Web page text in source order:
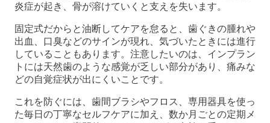
炎症が起き、骨が溶けていくと支えを失います。
固定式だからと油断してケアを怠ると、歯ぐきの腫れや
出血、口臭などのサインが現れ、気づいたときには進行
していることもあります。注意したいのは、インプラン
トには天然歯のような感覚が乏しい部分があり、痛みな
どの自覚症状が出にくいことです。
これを防ぐには、歯間ブラシやフロス、専用器具を使っ
た毎日の丁寧なセルフケアに加え、数か月ごとの定期メ